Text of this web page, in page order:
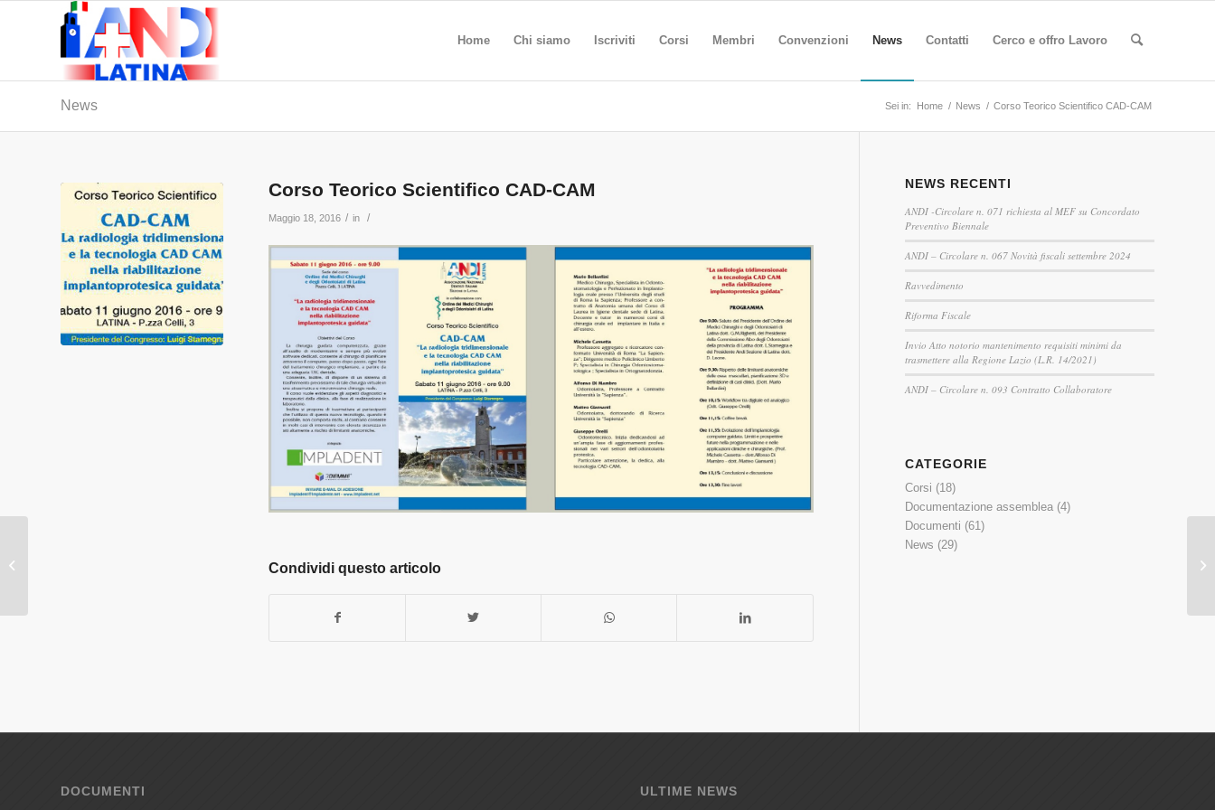
Home Chi siamo Iscriviti Corsi Membri Convenzioni News Contatti Cerco e offro Lavoro
News Sei in: Home / News / Corso Teorico Scientifico CAD-CAM
Corso Teorico Scientifico CAD-CAM
Maggio 18, 2016 / in /
Condividi questo articolo
NEWS RECENTI
ANDI -Circolare n. 071 richiesta al MEF su Concordato
Preventivo Biennale
ANDI – Circolare n. 067 Novità fiscali settembre 2024
Ravvedimento
Riforma Fiscale
Invio Atto notorio mantenimento requisiti minimi da
trasmettere alla Regione Lazio (L.R. 14/2021)
ANDI – Circolare n. 093 Contratto Collaboratore
CATEGORIE
Corsi (18)
Documentazione assemblea (4)
Documenti (61)
News (29)
DOCUMENTI ULTIME NEWS